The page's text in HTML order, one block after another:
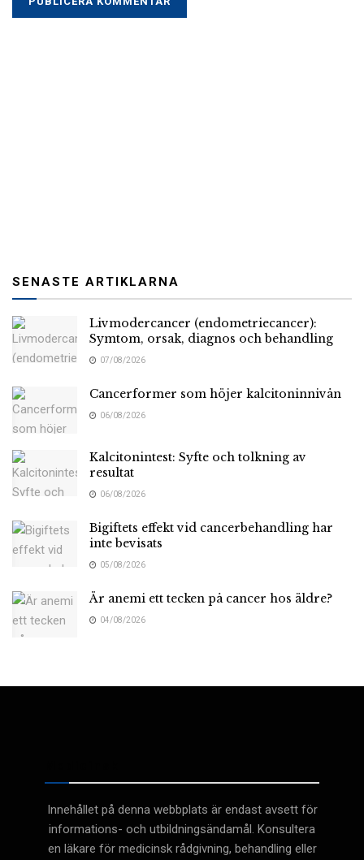
SENASTE ARTIKLARNA
Livmodercancer (endometriecancer):
Symtom, orsak, diagnos och behandling
07/08/2026
Cancerformer som höjer kalcitoninnivån
06/08/2026
Kalcitonintest: Syfte och tolkning av
resultat
06/08/2026
Bigiftets effekt vid cancerbehandling har
inte bevisats
05/08/2026
Är anemi ett tecken på cancer hos äldre?
04/08/2026
Innehållet på denna webbplats är endast avsett för
informations- och utbildningsändamål. Konsultera
en läkare för medicinsk rådgivning, behandling eller